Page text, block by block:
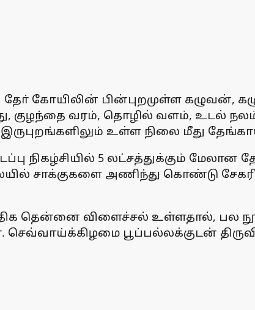
கோயிலின் பின்புறமுள்ள கழுவன்,
குழந்தை வரம், தொழில் வளம், உடல்
இருபுறங்களிலும் உள்ள நிலை மீது
நிகழ்சியில் 5 லட்சத்துக்கும்
சாக்குகளை அணிந்து கொண்டு
தென்னை விளைச்சல் உள்ளதால், பல
பூப்பல்லக்குடன்